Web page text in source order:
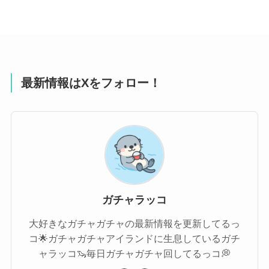
最新情報はXをフォロー！
ガチャラッコ
大好きなガチャガチャの最新情報を更新してるっ
コ🌟ガチャガチャアイランドに生息しているガチ
ャラッコ🦦毎日ガチャガチャ回してるっコ💭